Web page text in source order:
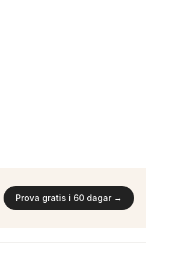
Prova gratis i 60 dagar →